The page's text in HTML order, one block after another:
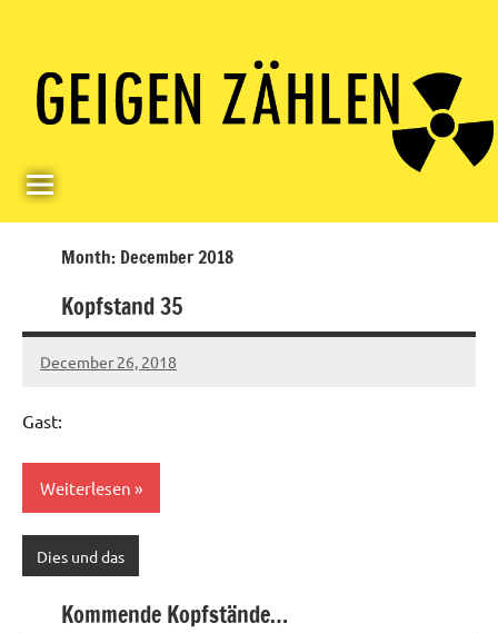
contentGeigerzähler
Month: December 2018
Kopfstand 35
December 26, 2018
Ilja
Gast:
Weiterlesen
Dies und das
Kommende Kopfstände…